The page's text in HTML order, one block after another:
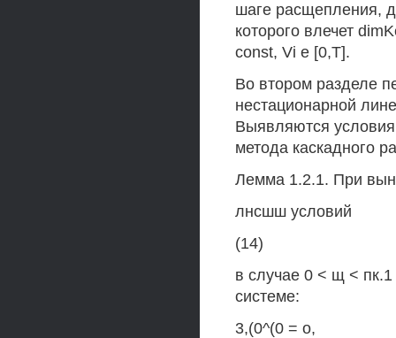
шаге расщепления,
которого влечет
const, Vi е [0,Т].
Во втором разделе
нестационарной
Выявляются
метода каскадного
Лемма 1.2.1. При
лнсшш условий
(14)
в случае 0 < щ <
системе:
3,(0^(0 = о,